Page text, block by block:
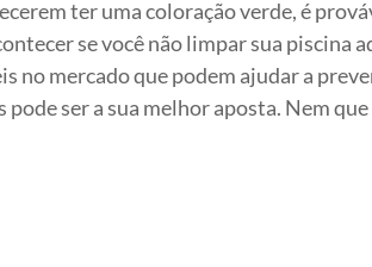
ter uma coloração verde, é
se você não limpar sua piscina
mercado que podem ajudar a
ser a sua melhor aposta. Nem